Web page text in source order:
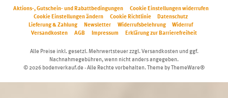
Aktions-, Gutschein- und Rabattbedingungen
Cookie Einstellungen widerrufen
Cookie Einstellungen ändern
Cookie Richtlinie
Datenschutz
Lieferung & Zahlung
Newsletter Widerrufsbelehrung
Widerruf
Versandkosten
AGB Impressum Erklärung zur Barrierefreiheit
Alle Preise inkl. gesetzl. Mehrwertsteuer zzgl.Versandkosten und ggf.
Nachnahmegebühren, wenn nicht anders angegeben.
© 2026 bodenverkauf.de - Alle Rechte vorbehalten. Theme byThemeWare®